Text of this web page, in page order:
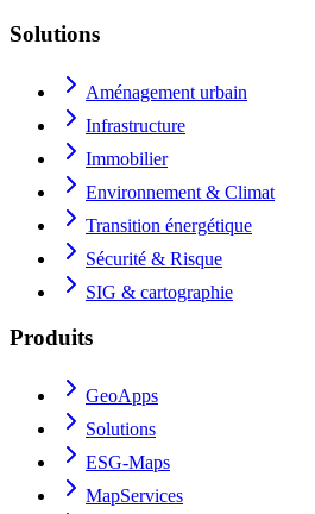
Solutions
Aménagement urbain
Infrastructure
Immobilier
Environnement & Climat
Transition énergétique
Sécurité & Risque
SIG & cartographie
Produits
GeoApps
Solutions
ESG-Maps
MapServices